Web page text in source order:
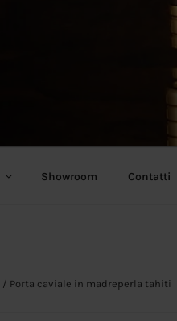
Showroom Contatti
/ Porta caviale in madreperla tahiti